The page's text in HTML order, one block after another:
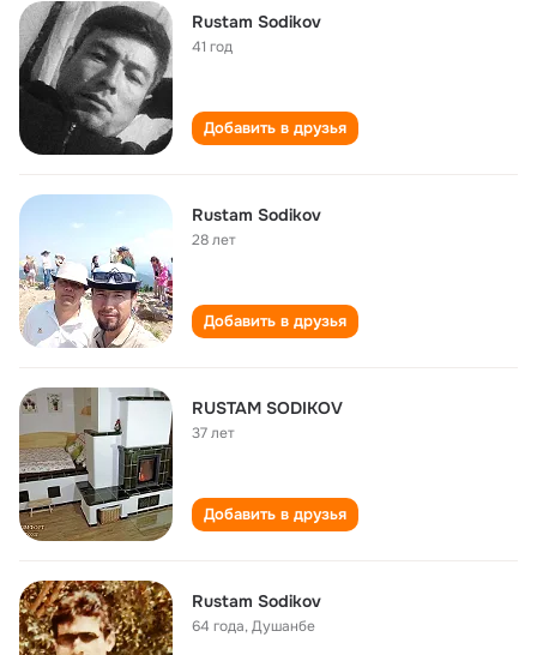
Rustam Sodikov
41 год
Добавить в друзья
Rustam Sodikov
28 лет
Добавить в друзья
RUSTAM SODIKOV
37 лет
Добавить в друзья
Rustam Sodikov
64 года,Душанбе